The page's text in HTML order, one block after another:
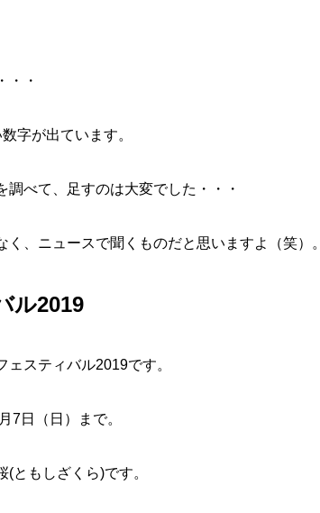
・・
字が出ています。
べて、足すのは大変でした・・・
、ニュースで聞くものだと思いますよ（笑）。
ル2019
スティバル2019です。
7日（日）まで。
(ともしざくら)です。